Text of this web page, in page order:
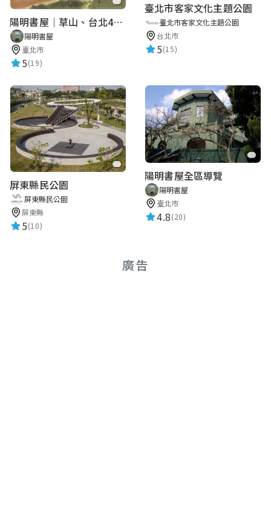
陽明書屋｜草山、台北400年古地圖老照片展｜智慧導覽
陽明書屋
臺北市
5(19)
臺北市客家文化主題公園
臺北市客家文化主題公園
台北市
5(15)
屏東縣民公園
屏東縣民公園
屏東縣
5(10)
陽明書屋全區導覽
陽明書屋
臺北市
4.8(20)
廣告